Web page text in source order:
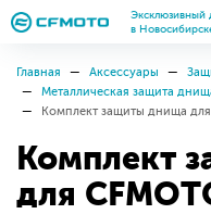
Эксклюзивный
в
Главная Аксессуары
Металлическая защита
Комплект защиты днища
Комплект
для